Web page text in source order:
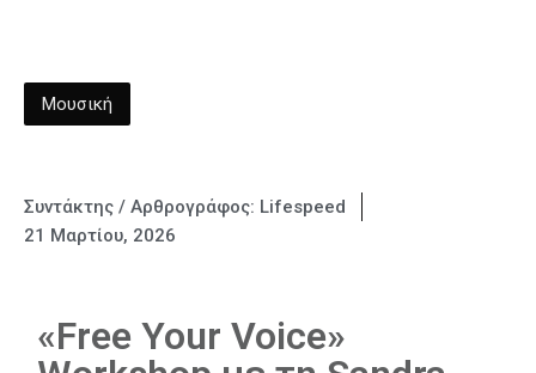
Μουσική
Συντάκτης / Αρθρογράφος: Lifespeed
21 Μαρτίου, 2026
«Free Your Voice»